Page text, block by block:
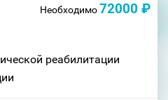
Необходимо72000 ₽
реабилитации